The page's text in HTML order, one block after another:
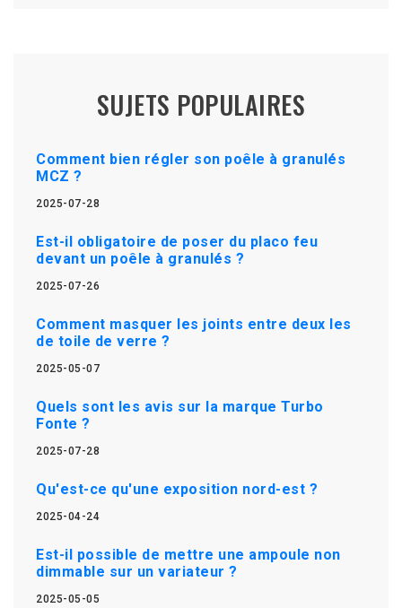
SUJETS POPULAIRES
Comment bien régler son poêle à granulés
MCZ ?
2025-07-28
Est-il obligatoire de poser du placo feu
devant un poêle à granulés ?
2025-07-26
Comment masquer les joints entre deux les
de toile de verre ?
2025-05-07
Quels sont les avis sur la marque Turbo
Fonte ?
2025-07-28
Qu'est-ce qu'une exposition nord-est ?
2025-04-24
Est-il possible de mettre une ampoule non
dimmable sur un variateur ?
2025-05-05